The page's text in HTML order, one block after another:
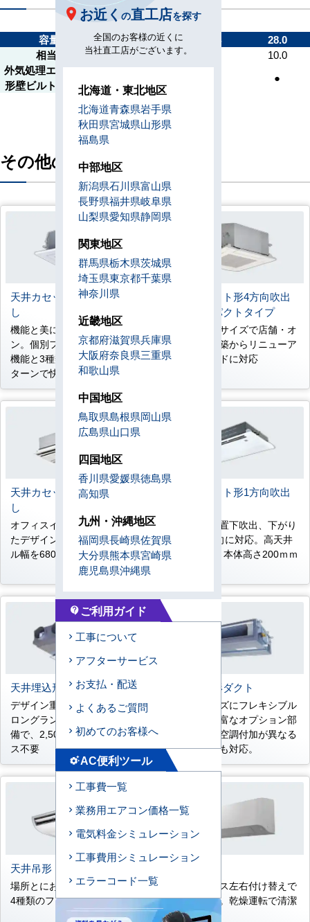
容量kW 14.0
28.0
相当馬力
5.0
10.0
外気処理エアコン 床置
形壁ビルトインタイプ
●
その他の機種
天井カセット形4方向吹出
し
機能と美にこだわったデザイ
ン。個別フラップポジション
機能と3種類のスイングパ
ターンで快適に。
天井カセット形4方向吹出
し コンパクトタイプ
コンパクトサイズで店舗・オ
フィスの新築からリニューア
ルまでワイドに対応
天井カセット形2方向吹出
し
オフィスインテリアを意識し
たデザイン。全能力ともパネ
ル幅を680ｍｍに統一
天井カセット形1方向吹出
コーナー設置下吹出、下がり
天井の2方向に対応。高天井
4.2ｍ対応。本体高さ200ｍｍ
天井埋込形ビルトイン
デザイン重視のオフィスに。
ロングランフィルター標準装
備で、2,500時間メンテナン
ス不要
天井埋込形ダクト
多彩なニーズにフレキシブル
に対応。豊富なオプション部
品も準備。空調付加が異なる
変形空間にも対応。
天井吊形
場所とにおいに応じて選べる
4種類のフィルターを準備。
壁掛形
ドレンホース左右付け替えで
き簡単施工。乾燥運転で清潔
熱交換器。
お近く の直工店を探す
全国のお客様の近くに
当社直工店がございます。
北海道・東北地区
北海道青森県岩手県
秋田県宮城県山形県
福島県
中部地区
新潟県石川県富山県
長野県福井県岐阜県
山梨県愛知県静岡県
関東地区
群馬県栃木県茨城県
埼玉県東京都千葉県
神奈川県
近畿地区
京都府滋賀県兵庫県
大阪府奈良県三重県
和歌山県
中国地区
鳥取県島根県岡山県
広島県山口県
四国地区
香川県愛媛県徳島県
高知県
九州・沖縄地区
福岡県長崎県佐賀県
大分県熊本県宮崎県
鹿児島県沖縄県
contact_support ご利用ガイド
工事について
アフターサービス
お支払・配送
よくあるご質問
初めてのお客様へ
settings_suggestAC便利ツール
工事費一覧
業務用エアコン価格一覧
電気料金シミュレーション
工事費用シミュレーション
エラーコード一覧